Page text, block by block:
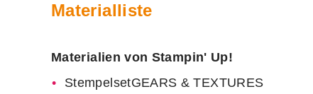
Materialliste
Materialien von Stampin' Up!
StempelsetGEARS & TEXTURES